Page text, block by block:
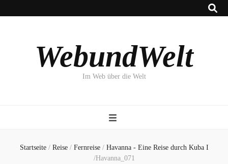
WebundWelt
Im Web über die Welt
Startseite / Reise / Fernreise / Havanna - Eine Reise durch Kuba I
/Havanna_071